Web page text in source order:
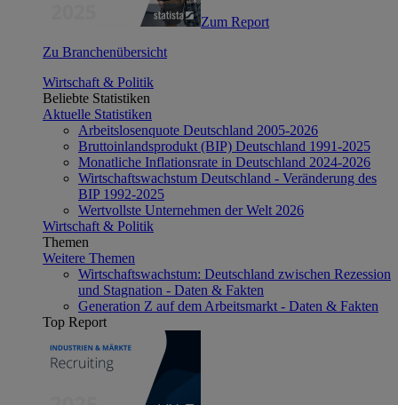
Zum Report
Zu Branchenübersicht
Wirtschaft & Politik
Beliebte Statistiken
Aktuelle Statistiken
Arbeitslosenquote Deutschland 2005-2026
Bruttoinlandsprodukt (BIP) Deutschland 1991-2025
Monatliche Inflationsrate in Deutschland 2024-2026
Wirtschaftswachstum Deutschland - Veränderung des
BIP 1992-2025
Wertvollste Unternehmen der Welt 2026
Wirtschaft & Politik
Themen
Weitere Themen
Wirtschaftswachstum: Deutschland zwischen Rezession
und Stagnation - Daten & Fakten
Generation Z auf dem Arbeitsmarkt - Daten & Fakten
Top Report